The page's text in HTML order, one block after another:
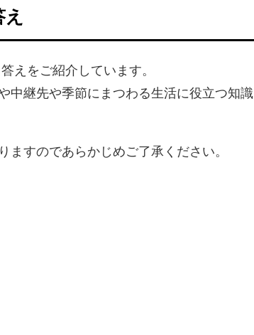
えをご紹介しています。
中継先や季節にまつわる生活に役立つ知識
ますのであらかじめご了承ください。